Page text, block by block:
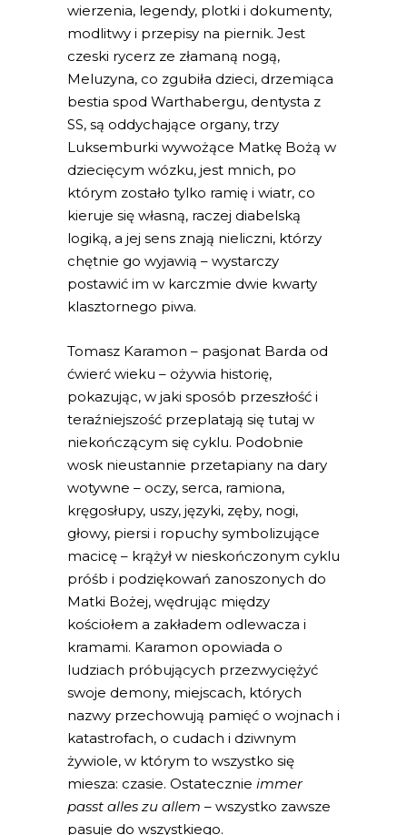
wierzenia, legendy, plotki i dokumenty,
modlitwy i przepisy na piernik. Jest
czeski rycerz ze złamaną nogą,
Meluzyna, co zgubiła dzieci, drzemiąca
bestia spod Warthabergu, dentysta z
SS, są oddychające organy, trzy
Luksemburki wywożące Matkę Bożą w
dziecięcym wózku, jest mnich, po
którym zostało tylko ramię i wiatr, co
kieruje się własną, raczej diabelską
logiką, a jej sens znają nieliczni, którzy
chętnie go wyjawią – wystarczy
postawić im w karczmie dwie kwarty
klasztornego piwa.
Tomasz Karamon – pasjonat Barda od
ćwierć wieku – ożywia historię,
pokazując, w jaki sposób przeszłość i
teraźniejszość przeplatają się tutaj w
niekończącym się cyklu. Podobnie
wosk nieustannie przetapiany na dary
wotywne – oczy, serca, ramiona,
kręgosłupy, uszy, języki, zęby, nogi,
głowy, piersi i ropuchy symbolizujące
macicę – krążył w nieskończonym cyklu
próśb i podziękowań zanoszonych do
Matki Bożej, wędrując między
kościołem a zakładem odlewacza i
kramami. Karamon opowiada o
ludziach próbujących przezwyciężyć
swoje demony, miejscach, których
nazwy przechowują pamięć o wojnach i
katastrofach, o cudach i dziwnym
żywiole, w którym to wszystko się
miesza: czasie. Ostatecznie immer
passt alles zu allem – wszystko zawsze
pasuje do wszystkiego.